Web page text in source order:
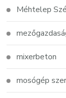
Méhtelep
mixerbeton
mosógép